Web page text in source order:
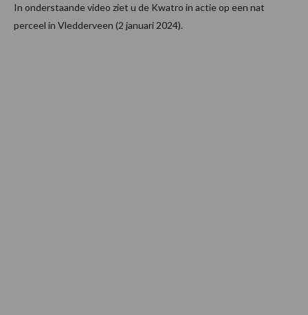
In onderstaande video ziet u de Kwatro in actie op een nat
perceel in Vledderveen (2 januari 2024).